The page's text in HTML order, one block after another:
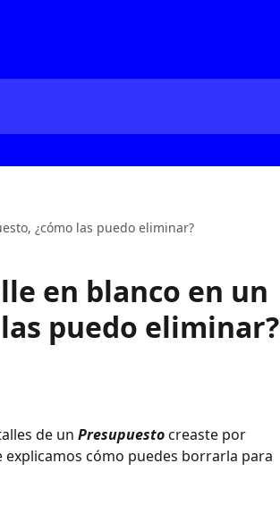
¿cómo las puedo eliminar?
en blanco en un
puedo eliminar?
de un Presupuesto creaste por
cómo puedes borrarla para